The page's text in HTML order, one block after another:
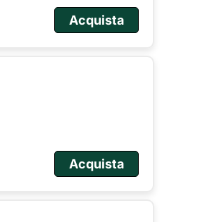
Acquista
Acquista